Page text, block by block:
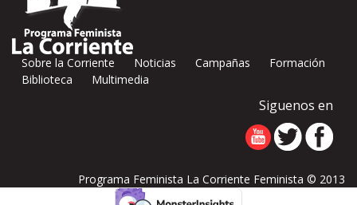
Sobre la Corriente Noticias Campañas
Formación
Biblioteca
Multimedia
Siguenos en
Programa Feminista La Corriente Feminista © 2013